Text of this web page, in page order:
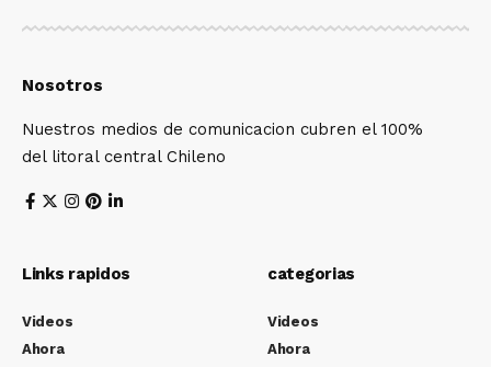
Nosotros
Nuestros medios de comunicacion cubren el 100%
del litoral central Chileno
Links rapidos
Videos
Ahora
categorias
Videos
Ahora